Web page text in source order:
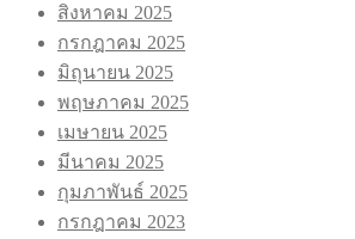
สิงหาคม 2025
กรกฎาคม 2025
มิถุนายน 2025
พฤษภาคม 2025
เมษายน 2025
มีนาคม 2025
กุมภาพันธ์ 2025
กรกฎาคม 2023